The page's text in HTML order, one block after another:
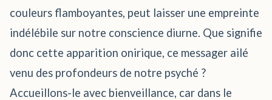
couleurs flamboyantes, peut laisser une empreinte
indélébile sur notre conscience diurne. Que signifie
donc cette apparition onirique, ce messager ailé
venu des profondeurs de notre psyché ?
Accueillons-le avec bienveillance, car dans le